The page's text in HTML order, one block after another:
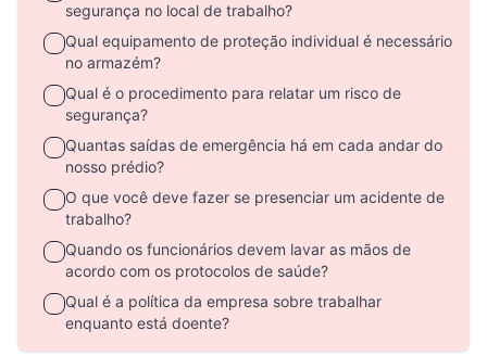
segurança no local de trabalho?
Qual equipamento de proteção individual é necessário
no armazém?
Qual é o procedimento para relatar um risco de
segurança?
Quantas saídas de emergência há em cada andar do
nosso prédio?
O que você deve fazer se presenciar um acidente de
trabalho?
Quando os funcionários devem lavar as mãos de
acordo com os protocolos de saúde?
Qual é a política da empresa sobre trabalhar
enquanto está doente?